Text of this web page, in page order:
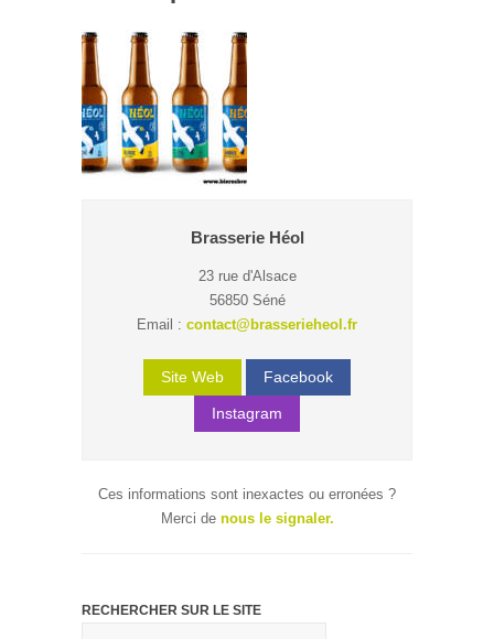
Brasserie Héol
23 rue d'Alsace
56850 Séné
Email : contact@brasserieheol.fr
Site Web Facebook
Instagram
Ces informations sont inexactes ou erronées ?
Merci de nous le signaler.
RECHERCHER SUR LE SITE